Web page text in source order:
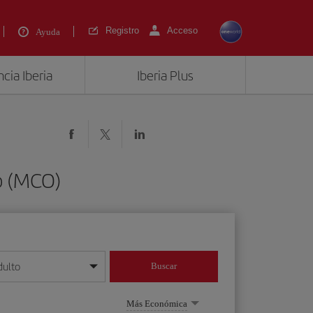
Ayuda Registro Acceso
Iberia Iberia Plus
mes/año
Buscar
Más Económica